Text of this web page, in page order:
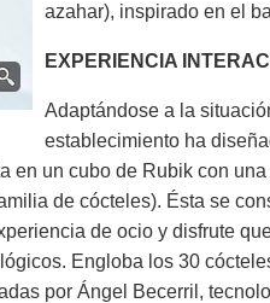
azahar), inspirado en el
EXPERIENCIA
Adaptándose a la
establecimiento ha
en un cubo de Rubik con
de cócteles). Ésta se
de ocio y disfrute
Engloba los 30
por Ángel Becerril,